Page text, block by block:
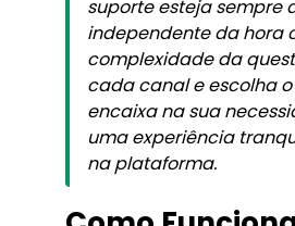
suporte esteja sempre
independente da hora
complexidade da
cada canal e escolha
encaixa na sua
uma experiência
na plataforma.